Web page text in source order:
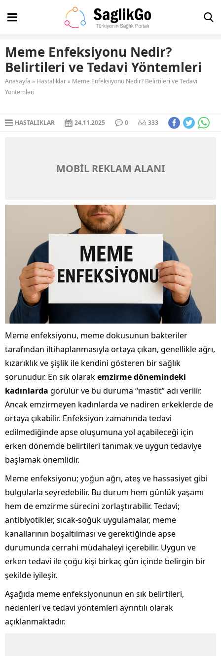
Meme Enfeksiyonu Nedir?
Belirtileri ve Tedavi Yöntemleri
Anasayfa » Hastalıklar» Meme Enfeksiyonu Nedir? Belirtileri ve Tedavi
Yöntemleri
HASTALIKLAR 24.11.2025 0 333
MOBİL REKLAM ALANI
Meme enfeksiyonu, meme dokusunun bakteriler
tarafından iltihaplanmasıyla ortaya çıkan, genellikle ağrı,
kızarıklık ve şişlik ile kendini gösteren bir sağlık
sorunudur. En sık olarakemzirme dönemindeki
kadınlarda görülür ve bu duruma “mastit” adı verilir.
Ancak emzirmeyen kadınlarda ve nadiren erkeklerde de
ortaya çıkabilir. Enfeksiyon zamanında tedavi
edilmediğinde apse oluşumuna yol açabileceği için
erken dönemde belirtileri tanımak ve uygun tedaviye
başlamak önemlidir.
Meme enfeksiyonu; yoğun ağrı, ateş ve hassasiyet gibi
bulgularla seyredebilir. Bu durum hem günlük yaşamı
hem de emzirme sürecini zorlaştırabilir. Tedavi;
antibiyotikler, sıcak-soğuk uygulamalar, meme
kanallarının boşaltılması ve gerektiğinde apse
durumunda cerrahi müdahaleyi içerebilir. Uygun ve
erken tedavi ile çoğu kişi birkaç gün içinde belirgin bir
şekilde iyileşir.
Aşağıda meme enfeksiyonunun en sık belirtileri,
nedenleri ve tedavi yöntemleri ayrıntılı olarak
açıklanmaktadır.